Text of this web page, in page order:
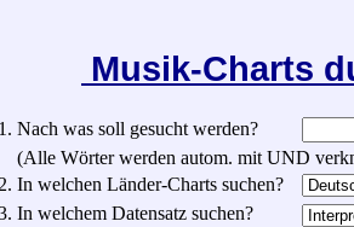
Musik-Charts
1. Nach was soll gesucht werden?
(Alle Wörter werden autom. mit UND
2. In welchen Länder-Charts suchen?
In welchem Datensatz suchen?